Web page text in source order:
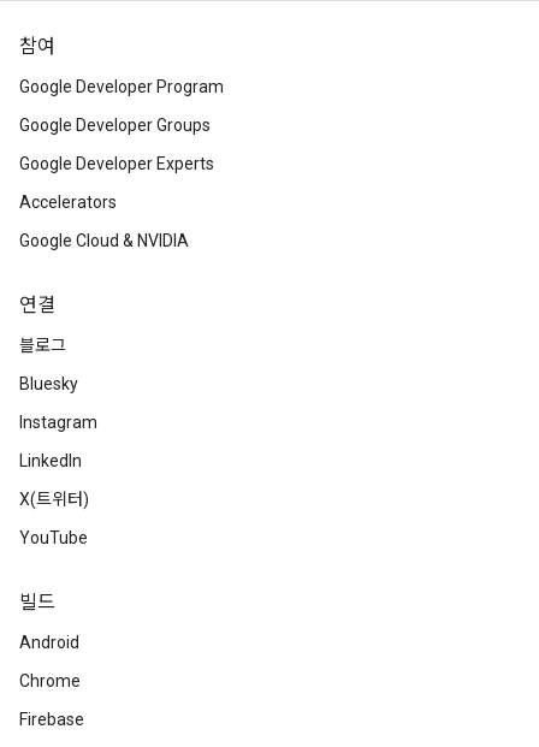
참여
Google Developer Program
Google Developer Groups
Google Developer Experts
Accelerators
Google Cloud & NVIDIA
연결
블로그
Bluesky
Instagram
LinkedIn
X(트위터)
YouTube
빌드
Android
Chrome
Firebase